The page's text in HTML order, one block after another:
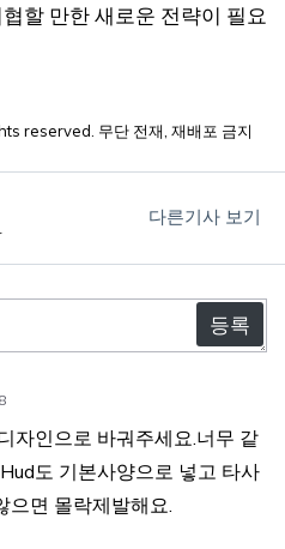
할 만한 새로운 전략이 필요
reserved. 무단 전재, 재배포 금지
다른기사 보기
자인으로 바궈주세요.너무 같
도 기본사양으로 넣고 타사
으면 몰락제발해요.